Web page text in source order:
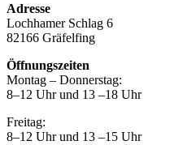
Adresse
Lochhamer Schlag 6
82166 Gräfelfing
Öffnungszeiten
Montag – Donnerstag:
8–12 Uhr und 13 –18 Uhr
Freitag:
8–12 Uhr und 13 –15 Uhr